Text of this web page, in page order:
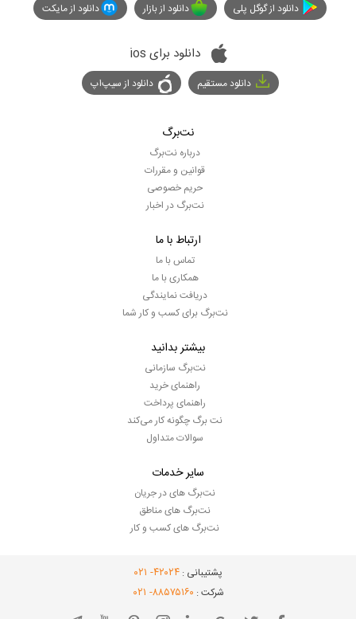
دانلود از گوگل پلی دانلود از بازار دانلود از مایکت
دانلود برای ios
دانلود مستقیم دانلود از سیپ‌اپ
نت‌برگ
درباره نت‌برگ
قوانین و مقررات
حریم خصوصی
نت‌برگ در اخبار
ارتباط با ما
تماس با ما
همکاری با ما
دریافت نمایندگی
نت‌برگ برای کسب و کار شما
بیشتر بدانید
نت‌برگ سازمانی
راهنمای خرید
راهنمای پرداخت
نت برگ چگونه کار می‌کند
سوالات متداول
سایر خدمات
نت‌برگ های در جریان
نت‌برگ های مناطق
نت‌برگ های کسب و کار
پشتیبانی : ۴۲۰۲۴- ۰۲۱
شرکت : ۸۸۵۷۵۱۶۰- ۰۲۱